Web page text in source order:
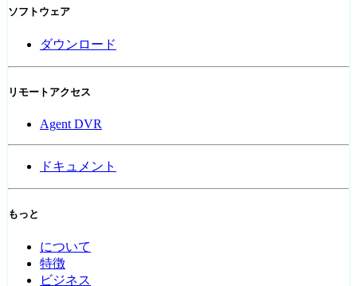
ソフトウェア
ダウンロード
リモートアクセス
Agent DVR
ドキュメント
もっと
について
特徴
ビジネス